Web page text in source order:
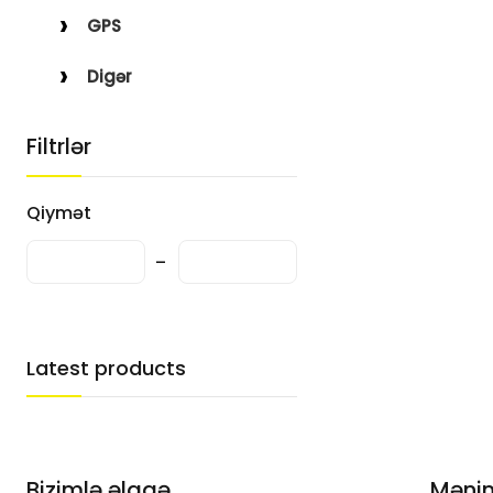
GPS
Digər
Filtrlər
Qiymət
Latest products